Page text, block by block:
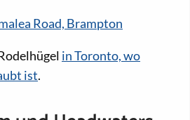
Road, Brampton
in Toronto, wo
ist.